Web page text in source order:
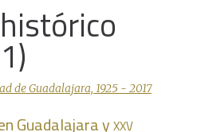
Galería
institucionales
de Guadalajara, 1925 - 2017
Guadalajara yxxv